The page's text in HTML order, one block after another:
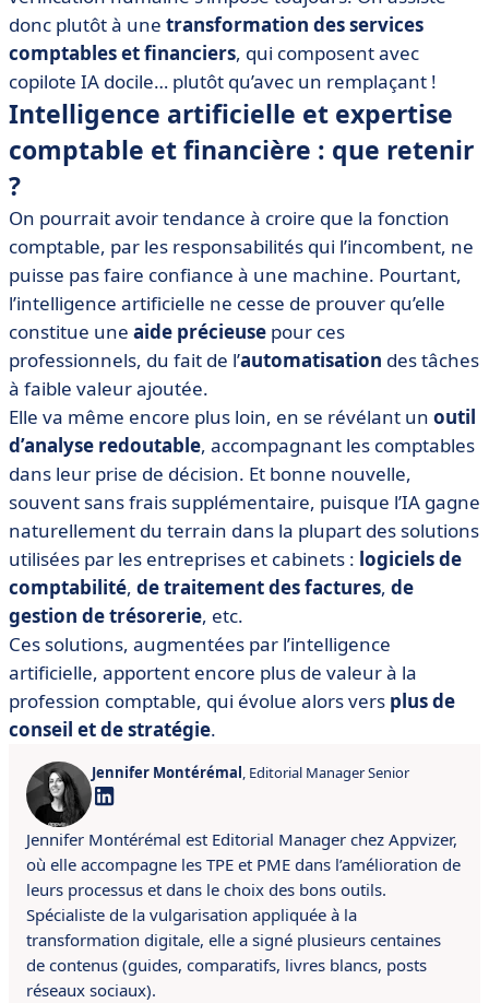
donc plutôt à une transformation des services
comptables et financiers, qui composent avec
copilote IA docile… plutôt qu’avec un remplaçant !
Intelligence artificielle et expertise
comptable et financière : que retenir
?
On pourrait avoir tendance à croire que la fonction
comptable, par les responsabilités qui l’incombent, ne
puisse pas faire confiance à une machine. Pourtant,
l’intelligence artificielle ne cesse de prouver qu’elle
constitue une aide précieuse pour ces
professionnels, du fait de l’automatisation des tâches
à faible valeur ajoutée.
Elle va même encore plus loin, en se révélant un outil
d’analyse redoutable, accompagnant les comptables
dans leur prise de décision. Et bonne nouvelle,
souvent sans frais supplémentaire, puisque l’IA gagne
naturellement du terrain dans la plupart des solutions
utilisées par les entreprises et cabinets : logiciels de
comptabilité, de traitement des factures, de
gestion de trésorerie, etc.
Ces solutions, augmentées par l’intelligence
artificielle, apportent encore plus de valeur à la
profession comptable, qui évolue alors vers plus de
conseil et de stratégie.
Jennifer Montérémal, Editorial Manager Senior
Jennifer Montérémal est Editorial Manager chez Appvizer,
où elle accompagne les TPE et PME dans l’amélioration de
leurs processus et dans le choix des bons outils.
Spécialiste de la vulgarisation appliquée à la
transformation digitale, elle a signé plusieurs centaines
de contenus (guides, comparatifs, livres blancs, posts
réseaux sociaux).